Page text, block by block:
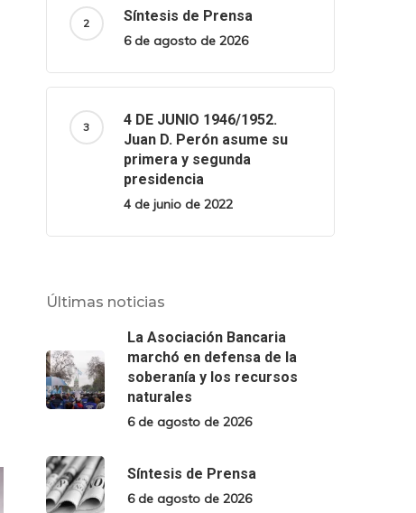
Síntesis de Prensa
6 de agosto de 2026
4 DE JUNIO 1946/1952.
Juan D. Perón asume su
primera y segunda
presidencia
4 de junio de 2022
Últimas noticias
La Asociación Bancaria
marchó en defensa de la
soberanía y los recursos
naturales
6 de agosto de 2026
Síntesis de Prensa
6 de agosto de 2026